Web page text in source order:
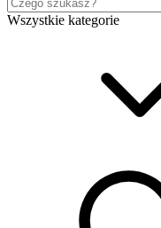
Wszystkie kategorie